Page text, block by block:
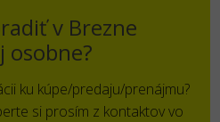
v Brezne
osobne?
ku kúpe/predaju/prenájmu?
si prosím z kontaktov vo